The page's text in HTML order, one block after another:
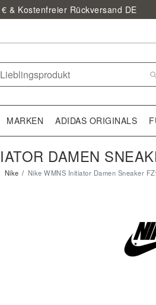
& Kostenfreier Rückversand DE
MARKEN ADIDAS ORIGINALS
DAMEN
Nike Nike WMNS Initiator Damen Sneaker